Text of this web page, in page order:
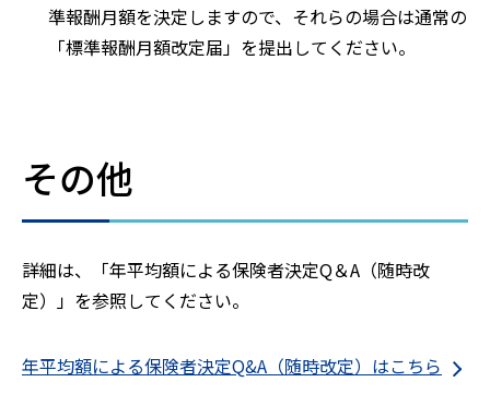
準報酬月額を決定しますので、それらの場合は通常の
「標準報酬月額改定届」を提出してください。
その他
詳細は、「年平均額による保険者決定Q＆A（随時改
定）」を参照してください。
年平均額による保険者決定Q&A（随時改定）はこちら